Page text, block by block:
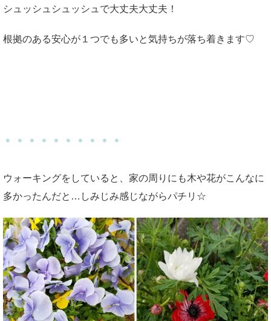
シュッシュシュッシュで大丈夫大丈夫！
根拠のある安心が１つでも多いと気持ちが落ち着きます♡
＊ ＊ ＊ ＊ ＊ ＊ ＊ ＊ ＊ ＊
ウォーキングをしていると、家の周りにも木や花がこんなに
多かったんだと…しみじみ感じながらパチリ☆